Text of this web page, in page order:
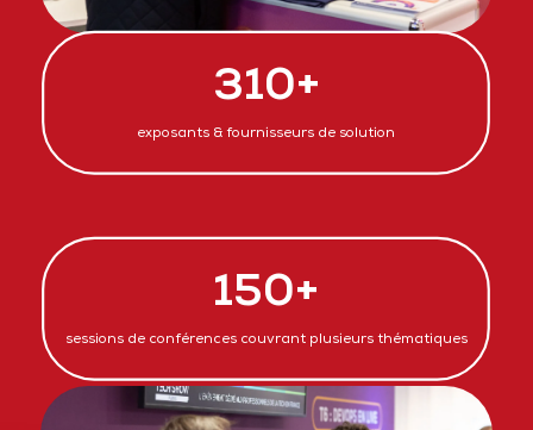
310+
exposants & fournisseurs de solution
150+
sessions de conférences couvrant plusieurs thématiques